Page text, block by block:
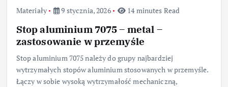
Materiały 9 stycznia, 2026 14 minutes Read
Stop aluminium 7075 – metal –
zastosowanie w przemyśle
Stop aluminium 7075 należy do grupy najbardziej
wytrzymałych stopów aluminium stosowanych w przemyśle.
Łączy w sobie wysoką wytrzymałość mechaniczną,